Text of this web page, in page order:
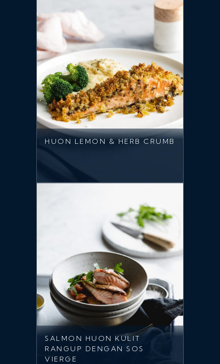
HUON LEMON & HERB CRUMB
SALMON HUON KULIT
RANGUP DENGAN SOS
VIERGE